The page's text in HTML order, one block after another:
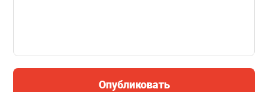
Опубликовать